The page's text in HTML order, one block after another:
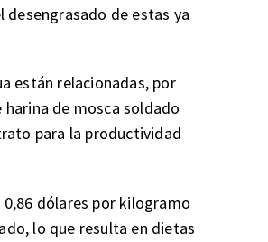
desengrasado de estas ya
están relacionadas, por
de mosca soldado
para la productividad
dólares por kilogramo
lo que resulta en dietas